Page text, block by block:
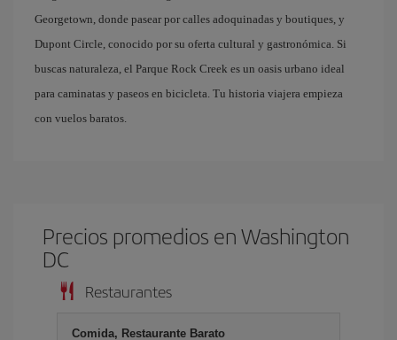
Georgetown, donde pasear por calles adoquinadas y boutiques, y
Dupont Circle, conocido por su oferta cultural y gastronómica. Si
buscas naturaleza, el Parque Rock Creek es un oasis urbano ideal
para caminatas y paseos en bicicleta. Tu historia viajera empieza
con vuelos baratos.
Precios promedios en Washington
DC
Restaurantes
Comida, Restaurante Barato